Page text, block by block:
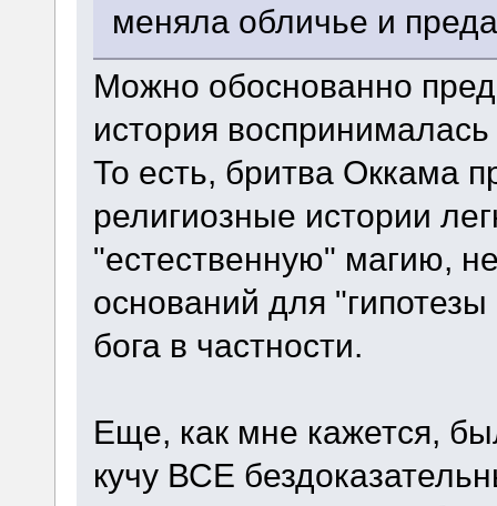
меняла обличье и
Можно обоснованно
история
То есть, бритва Оккама
религиозные истории
"естественную" магию,
оснований для
бога в частности.
Еще, как мне кажется,
кучу ВСЕ